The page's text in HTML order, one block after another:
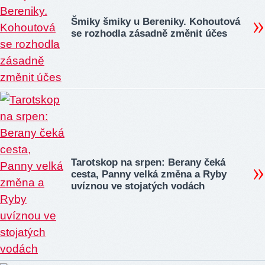
Šmiky šmiky u Bereniky. Kohoutová
se rozhodla zásadně změnit účes
Tarotskop na srpen: Berany čeká
cesta, Panny velká změna a Ryby
uvíznou ve stojatých vodách